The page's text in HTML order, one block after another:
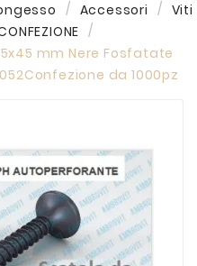
Accessori
Viti
mm Nere Fosfatate
da 1000pz